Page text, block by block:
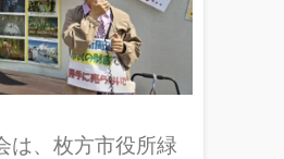
は、枚方市役所緑